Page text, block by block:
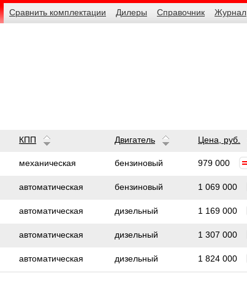
Сравнить комплектации Дилеры Справочник Журнал
КПП Двигатель Цена, руб.
механическая бензиновый 979 000
автоматическая бензиновый 1 069 000
автоматическая дизельный 1 169 000
автоматическая дизельный 1 307 000
автоматическая дизельный 1 824 000